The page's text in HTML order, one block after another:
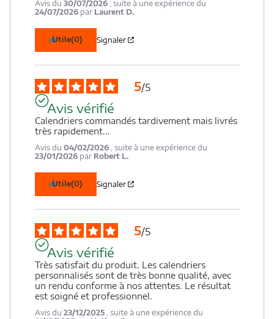
Avis du 30/07/2026 , suite à une expérience du
24/07/2026 par Laurent D.
Utile(0) Signaler
5/5
Avis vérifié
Calendriers commandés tardivement mais livrés
très rapidement...
Avis du 04/02/2026 , suite à une expérience du
23/01/2026 par Robert L.
Utile(0) Signaler
5/5
Avis vérifié
Très satisfait du produit. Les calendriers
personnalisés sont de très bonne qualité, avec
un rendu conforme à nos attentes. Le résultat
est soigné et professionnel.
Avis du 23/12/2025 , suite à une expérience du